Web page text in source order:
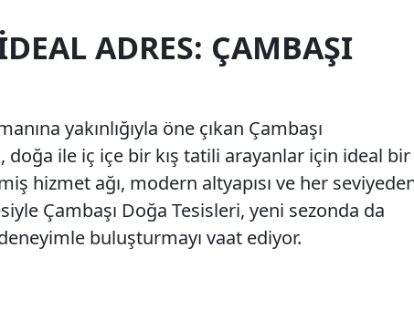
ADRES: ÇAMBAŞI
yakınlığıyla öne çıkan Çambaşı
doğa ile iç içe bir kış tatili arayanlar için ideal bir
hizmet ağı, modern altyapısı ve her
Çambaşı Doğa Tesisleri, yeni sezonda da
buluşturmayı vaat ediyor.